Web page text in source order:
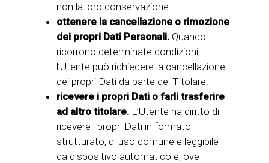
non la loro conservazione.
ottenere la cancellazione o rimozione
dei propri Dati Personali. Quando
ricorrono determinate condizioni,
l’Utente può richiedere la cancellazione
dei propri Dati da parte del Titolare.
ricevere i propri Dati o farli trasferire
ad altro titolare. L’Utente ha diritto di
ricevere i propri Dati in formato
strutturato, di uso comune e leggibile
da dispositivo automatico e, ove